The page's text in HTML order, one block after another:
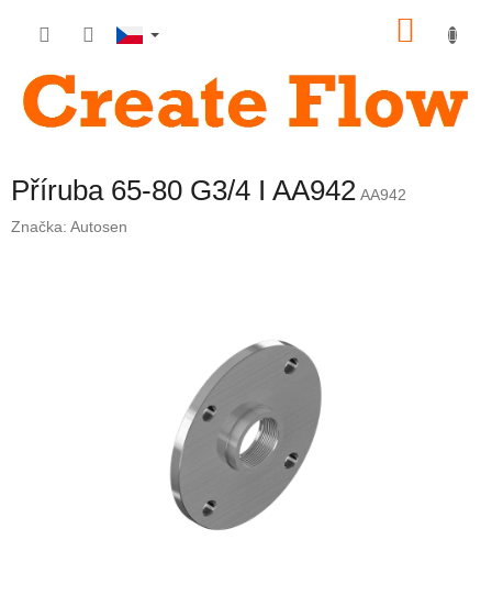
Příruba 65-80 G3/4 I AA942 AA942
Značka: Autosen